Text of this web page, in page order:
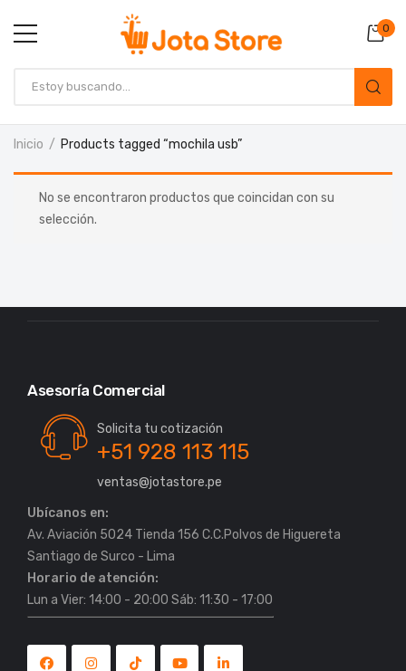
0
Inicio Products tagged “mochila usb”
No se encontraron productos que coincidan con su
selección.
Asesoría Comercial
Solicita tu cotización
+51 928 113 115
ventas@jotastore.pe
Ubícanos en:
Av. Aviación 5024 Tienda 156 C.C.Polvos de Higuereta
Horario de atención:
Lun a Vier: 14:00 - 20:00 Sáb: 11:30 - 17:00